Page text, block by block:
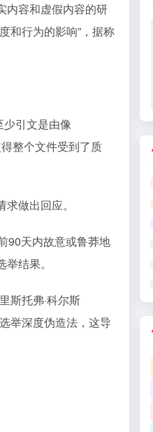
内容和虚假内容的研
和行为的影响”，据称
少引文是由像
整个文件受到了质
做出回应。
90天内故意或鲁莽地
结果。
斯托弗·科尔斯
举深度伪造法，这导